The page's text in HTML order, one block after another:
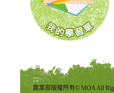
:::
農業部版權所有© MOA All